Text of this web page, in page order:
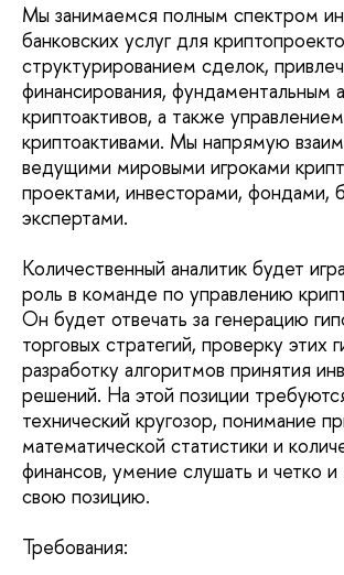
Мы занимаемся полным спектром
банковских услуг для
структурированием сделок,
финансирования, фундаментальным
криптоактивов, а также управлением
криптоактивами. Мы напрямую
ведущими мировыми игроками
проектами, инвесторами, фондами,
экспертами.
Количественный аналитик будет
роль в команде по управлению
Он будет отвечать за генерацию
торговых стратегий, проверку этих
разработку алгоритмов принятия
решений. На этой позиции
технический кругозор, понимание
математической статистики и
финансов, умение слушать и четко и
свою позицию.
Требования: